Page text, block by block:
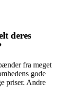
deres
fra meget
gode
priser. Andre